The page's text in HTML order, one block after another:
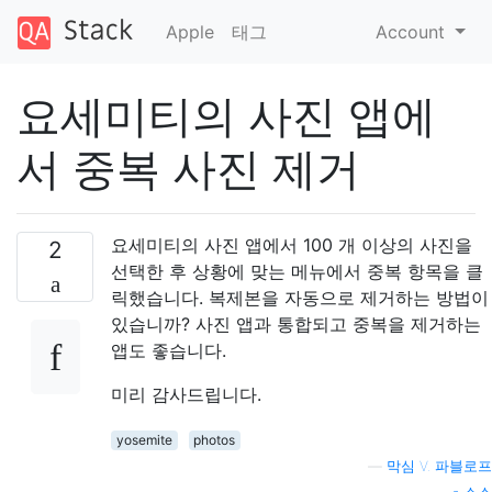
Apple 태그 Account
요세미티의 사진 앱에
서 중복 사진 제거
2
요세미티의 사진 앱에서 100 개 이상의 사진을
선택한 후 상황에 맞는 메뉴에서 중복 항목을 클
릭했습니다. 복제본을 자동으로 제거하는 방법이
있습니까? 사진 앱과 통합되고 중복을 제거하는
앱도 좋습니다.
미리 감사드립니다.
yosemite
photos
막심 V. 파블로프